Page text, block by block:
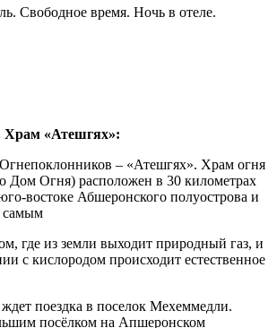
Свободное время. Ночь в отеле.
Храм «Атешгях»:
– «Атешгях». Храм огня
Дом Огня) расположен в 30 километрах
востоке Абшеронского полуострова и
самым
где из земли выходит природный газ, и
с кислородом происходит естественное
ждет поездка в поселок Мехеммедли.
посёлком на Апшеронском